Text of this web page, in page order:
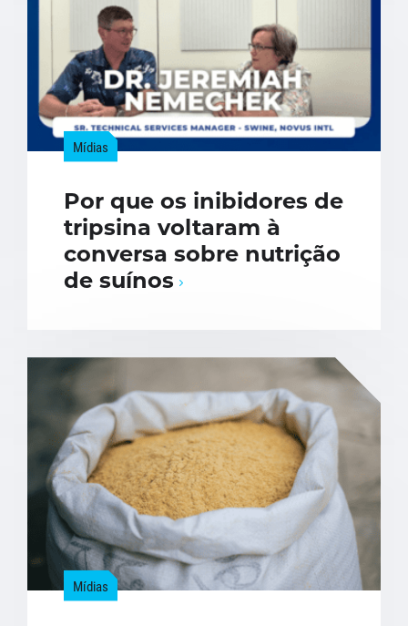
Mídias
Por que os inibidores de
tripsina voltaram à
conversa sobre nutrição
de suínos
Mídias